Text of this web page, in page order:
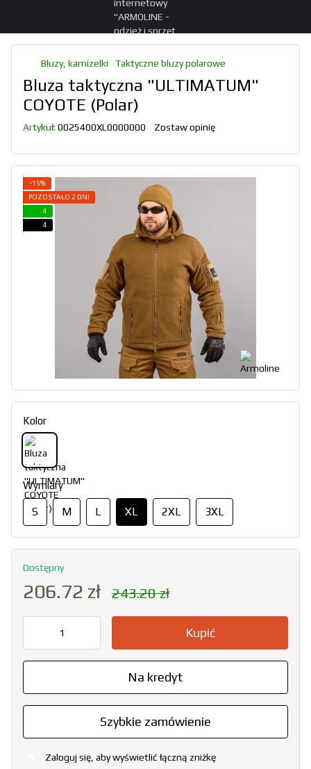
Bluzy, kamizelki Taktyczne bluzy polarowe
Bluza taktyczna "ULTIMATUM"
COYOTE (Polar)
Artykuł: 0025400XL0000000 Zostaw opinię
−15%
POZOSTAŁO 2 DNI
4
4
Kolor
Wymiary
S M L XL 2XL 3XL
Dostępny
206.72 zł 243.20 zł
Kupić
Na kredyt
Szybkie zamówienie
Zaloguj się, aby wyświetlić łączną zniżkę